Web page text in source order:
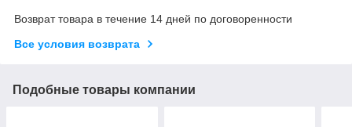
Возврат товара в течение 14 дней по договоренности
Все условия возврата
Подобные товары компании